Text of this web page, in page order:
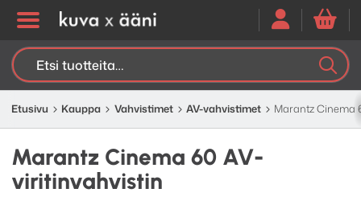
Etsi:
Etusivu Kauppa Vahvistimet AV-vahvistimet Marantz Cinema
Marantz Cinema 60 AV-
viritinvahvistin